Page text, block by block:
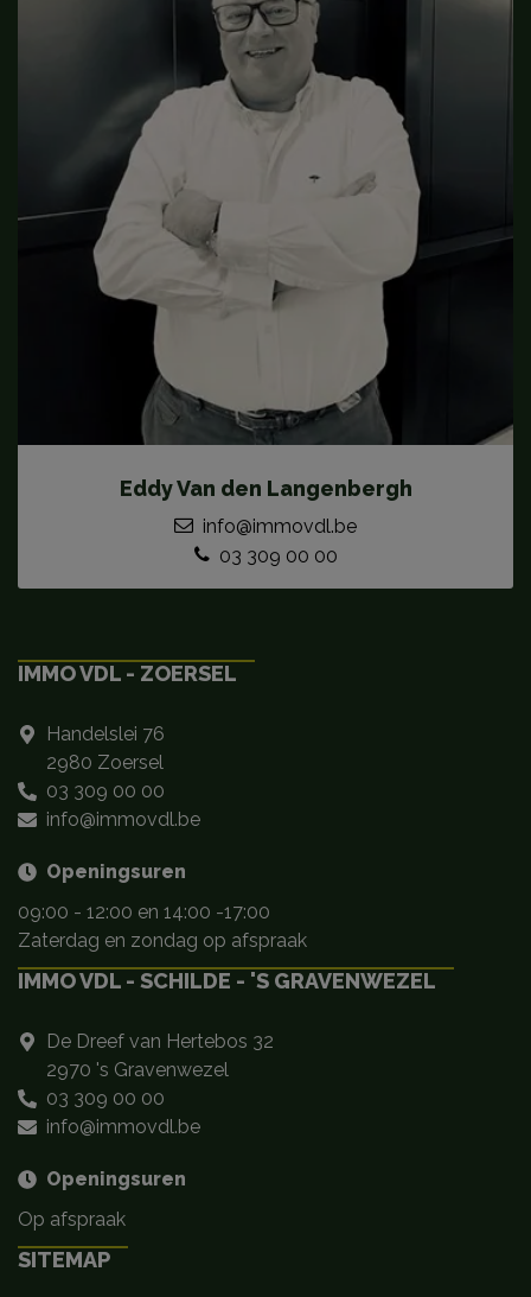
Eddy Van den Langenbergh
info@immovdl.be
03 309 00 00
IMMO VDL - ZOERSEL
Handelslei 76
2980 Zoersel
03 309 00 00
info@immovdl.be
Openingsuren
09:00 - 12:00 en 14:00 -17:00
Zaterdag en zondag op afspraak
IMMO VDL - SCHILDE - 'S GRAVENWEZEL
De Dreef van Hertebos 32
2970 's Gravenwezel
03 309 00 00
info@immovdl.be
Openingsuren
Op afspraak
SITEMAP